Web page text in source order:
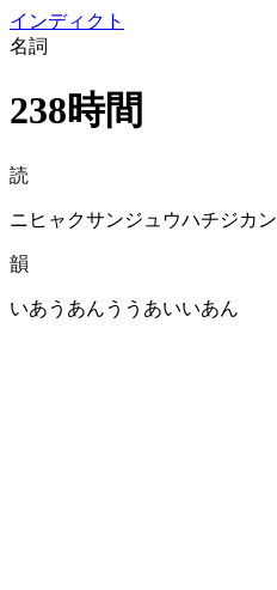
インディクト
名詞
238時間
読
ニヒャクサンジュウハチジカン
韻
いあうあんううあいいあん